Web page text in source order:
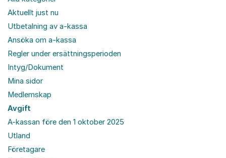
Aktuellt just nu
Utbetalning av a-kassa
Ansöka om a-kassa
Regler under ersättningsperioden
Intyg/Dokument
Mina sidor
Medlemskap
Avgift
A-kassan före den 1 oktober 2025
Utland
Företagare